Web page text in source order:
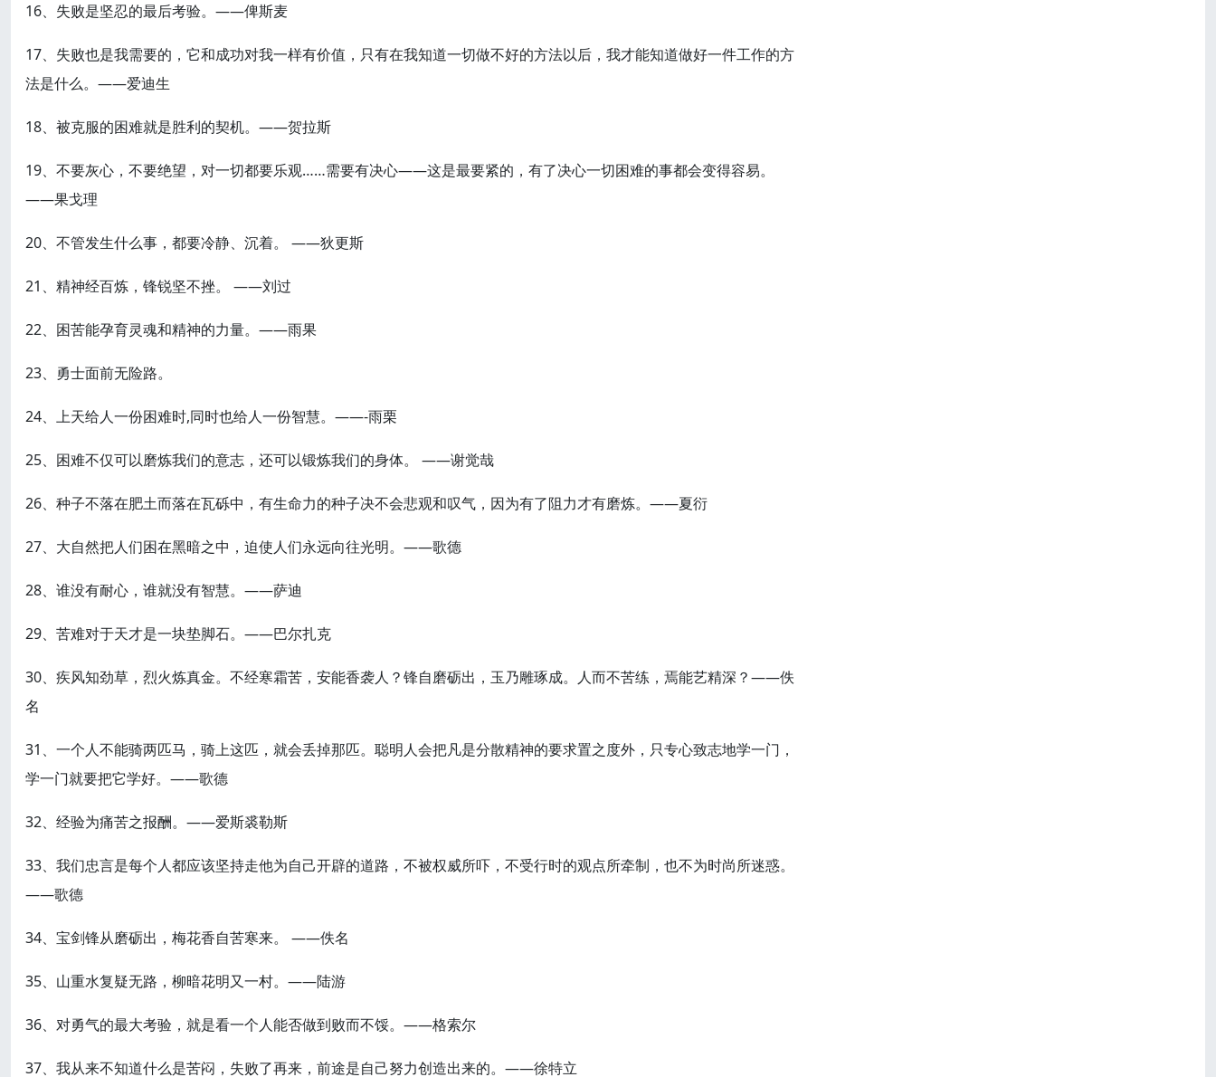
16、失败是坚忍的最后考验。——俾斯麦
17、失败也是我需要的，它和成功对我一样有价值，只有在我知道一切做不好的方法以后，我才能知道做好一件工作的方
法是什么。——爱迪生
18、被克服的困难就是胜利的契机。——贺拉斯
19、不要灰心，不要绝望，对一切都要乐观……需要有决心——这是最要紧的，有了决心一切困难的事都会变得容易。
——果戈理
20、不管发生什么事，都要冷静、沉着。 ——狄更斯
21、精神经百炼，锋锐坚不挫。 ——刘过
22、困苦能孕育灵魂和精神的力量。——雨果
23、勇士面前无险路。
24、上天给人一份困难时,同时也给人一份智慧。——-雨栗
25、困难不仅可以磨炼我们的意志，还可以锻炼我们的身体。 ——谢觉哉
26、种子不落在肥土而落在瓦砾中，有生命力的种子决不会悲观和叹气，因为有了阻力才有磨炼。——夏衍
27、大自然把人们困在黑暗之中，迫使人们永远向往光明。——歌德
28、谁没有耐心，谁就没有智慧。——萨迪
29、苦难对于天才是一块垫脚石。——巴尔扎克
30、疾风知劲草，烈火炼真金。不经寒霜苦，安能香袭人？锋自磨砺出，玉乃雕琢成。人而不苦练，焉能艺精深？——佚
名
31、一个人不能骑两匹马，骑上这匹，就会丢掉那匹。聪明人会把凡是分散精神的要求置之度外，只专心致志地学一门，
学一门就要把它学好。——歌德
32、经验为痛苦之报酬。——爱斯裘勒斯
33、我们忠言是每个人都应该坚持走他为自己开辟的道路，不被权威所吓，不受行时的观点所牵制，也不为时尚所迷惑。
——歌德
34、宝剑锋从磨砺出，梅花香自苦寒来。 ——佚名
35、山重水复疑无路，柳暗花明又一村。——陆游
36、对勇气的最大考验，就是看一个人能否做到败而不馁。——格索尔
37、我从来不知道什么是苦闷，失败了再来，前途是自己努力创造出来的。——徐特立